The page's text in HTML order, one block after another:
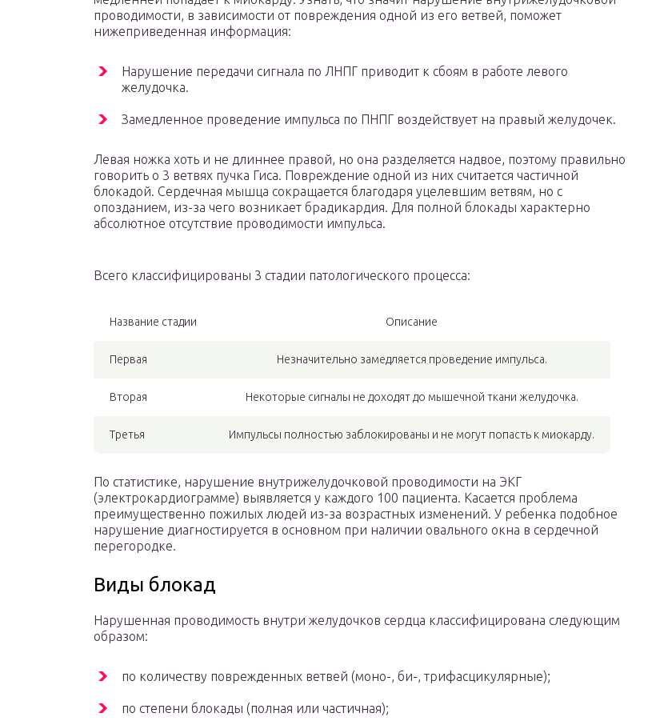
проводимости, в зависимости от повреждения одной из его ветвей, поможет
нижеприведенная информация:
Нарушение передачи сигнала по ЛНПГ приводит к сбоям в работе левого
желудочка.
Замедленное проведение импульса по ПНПГ воздействует на правый желудочек.
Левая ножка хоть и не длиннее правой, но она разделяется надвое, поэтому правильно
говорить о 3 ветвях пучка Гиса. Повреждение одной из них считается частичной
блокадой. Сердечная мышца сокращается благодаря уцелевшим ветвям, но с
опозданием, из-за чего возникает брадикардия. Для полной блокады характерно
абсолютное отсутствие проводимости импульса.
Всего классифицированы 3 стадии патологического процесса:
Название стадии Описание
Первая Незначительно замедляется проведение импульса.
Вторая Некоторые сигналы не доходят до мышечной ткани желудочка.
Третья Импульсы полностью заблокированы и не могут попасть к миокарду.
По статистике, нарушение внутрижелудочковой проводимости на ЭКГ
(электрокардиограмме) выявляется у каждого 100 пациента. Касается проблема
преимущественно пожилых людей из-за возрастных изменений. У ребенка подобное
нарушение диагностируется в основном при наличии овального окна в сердечной
перегородке.
Виды блокад
Нарушенная проводимость внутри желудочков сердца классифицирована следующим
образом:
по количеству поврежденных ветвей (моно-, би-, трифасцикулярные);
по степени блокады (полная или частичная);